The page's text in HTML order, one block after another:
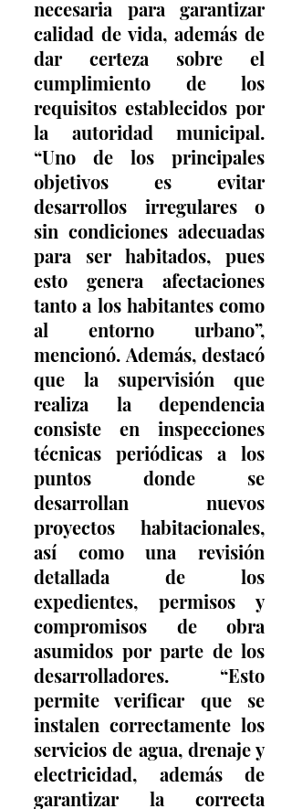
necesaria para garantizar
calidad de vida, además de
dar certeza sobre el
cumplimiento de los
requisitos establecidos por
la autoridad municipal.
“Uno de los principales
objetivos es evitar
desarrollos irregulares o
sin condiciones adecuadas
para ser habitados, pues
esto genera afectaciones
tanto a los habitantes como
al entorno urbano”,
mencionó. Además, destacó
que la supervisión que
realiza la dependencia
consiste en inspecciones
técnicas periódicas a los
puntos donde se
desarrollan nuevos
proyectos habitacionales,
así como una revisión
detallada de los
expedientes, permisos y
compromisos de obra
asumidos por parte de los
desarrolladores. “Esto
permite verificar que se
instalen correctamente los
servicios de agua, drenaje y
electricidad, además de
garantizar la correcta